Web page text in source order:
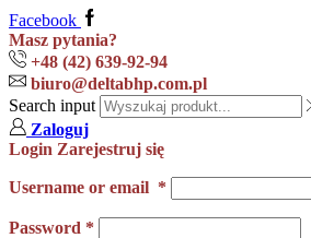
Facebook
Masz pytania?
+48 (42) 639-92-94
biuro@deltabhp.com.pl
Search input
Zaloguj
Login Zarejestruj się
Username or email *
Password *